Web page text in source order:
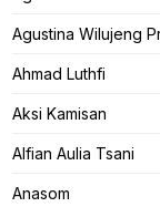
Agustina Wilujeng
Ahmad Luthfi
Aksi Kamisan
Alfian Aulia Tsani
Anasom